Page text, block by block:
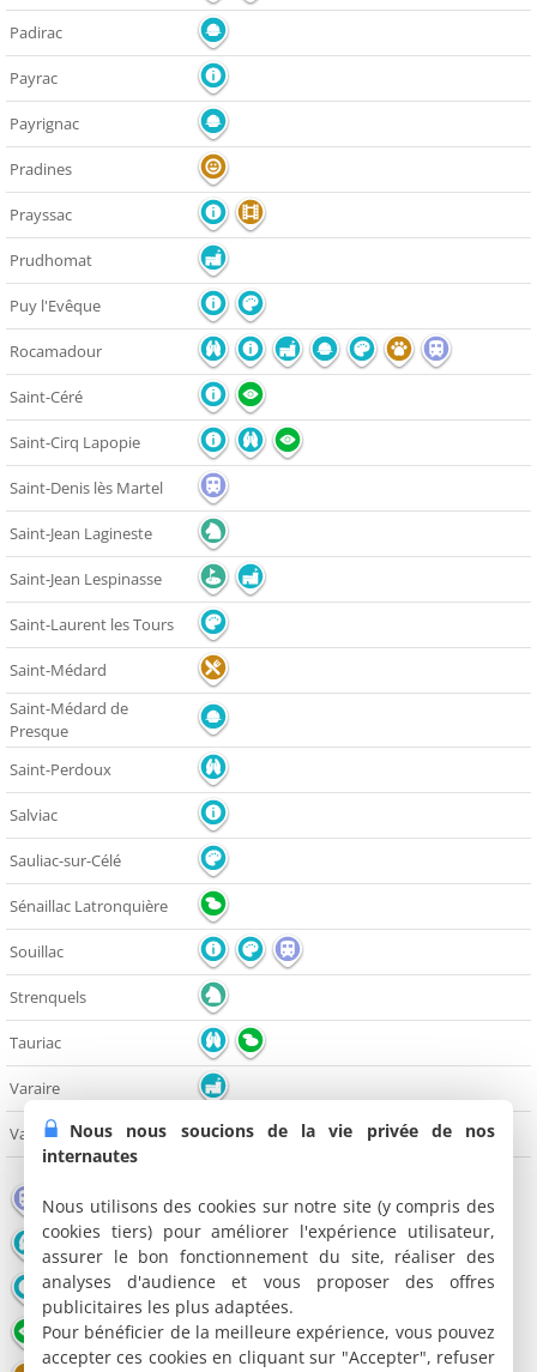
Padirac
Payrac
Payrignac
Pradines
Prayssac
Prudhomat
Puy l'Evêque
Rocamadour
Saint-Céré
Saint-Cirq Lapopie
Saint-Denis lès Martel
Saint-Jean Lagineste
Saint-Jean Lespinasse
Saint-Laurent les Tours
Saint-Médard
Saint-Médard de
Presque
Saint-Perdoux
Salviac
Sauliac-sur-Célé
Sénaillac Latronquière
Souillac
Strenquels
Tauriac
Varaire
Vayrac
Gare Monument Pont
Edifice religieux Château Moulin
Office de tourisme Musée Grotte
Point de vue Nature Lac / Plan d'eau
Nous nous soucions de la vie privée de nos
internautes
Nous utilisons des cookies sur notre site (y compris des
cookies tiers) pour améliorer l'expérience utilisateur,
assurer le bon fonctionnement du site, réaliser des
analyses d'audience et vous proposer des offres
publicitaires les plus adaptées.
Pour bénéficier de la meilleure expérience, vous pouvez
accepter ces cookies en cliquant sur "Accepter", refuser